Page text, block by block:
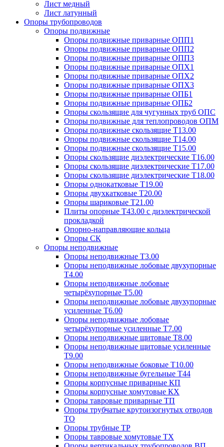
Лист медный
Лист латунный
Опоры трубопроводов
Опоры подвижные
Опоры подвижные приварные ОПП1
Опоры подвижные приварные ОПП2
Опоры подвижные приварные ОПП3
Опоры подвижные приварные ОПХ1
Опоры подвижные приварные ОПХ2
Опоры подвижные приварные ОПХ3
Опоры подвижные приварные ОПБ1
Опоры подвижные приварные ОПБ2
Опоры скользящие для чугунных труб ОПС
Опоры подвижные для теплопроводов ОПМ
Опоры подвижные скользящие Т13.00
Опоры подвижные скользящие Т14.00
Опоры подвижные скользящие Т15.00
Опоры скользящие диэлектрические Т16.00
Опоры скользящие диэлектрические Т17.00
Опоры скользящие диэлектрические Т18.00
Опоры однокатковые Т19.00
Опоры двухкатковые Т20.00
Опоры шариковые Т21.00
Плиты опорные Т43.00 с диэлектрической
прокладкой
Опорно-направляющие кольца
Опоры СК
Опоры неподвижные
Опоры неподвижные Т3.00
Опоры неподвижные лобовые двухупорные
Т4.00
Опоры неподвижные лобовые
четырёхупорные Т5.00
Опоры неподвижные лобовые двухупорные
усиленные Т6.00
Опоры неподвижные лобовые
четырёхупорные усиленные Т7.00
Опоры неподвижные щитовые Т8.00
Опоры неподвижные щитовые усиленные
Т9.00
Опоры неподвижные боковые Т10.00
Опоры неподвижные бугельные Т44
Опоры корпусные приварные КП
Опоры корпусные хомутовые КХ
Опоры тавровые приварные ТП
Опоры трубчатые крутоизогнутых отводов
ТО
Опоры трубные ТР
Опоры тавровые хомутовые ТХ